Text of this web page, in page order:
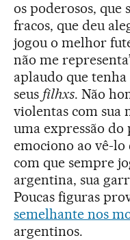
os poderosos, que
fracos, que deu
jogou o melhor
não me
aplaudo que
seus filhxs. Não
violentas com sua
uma expressão
emociono ao vê-lo
com que sempre
argentina, sua
Poucas figuras
semelhante nos
argentinos.